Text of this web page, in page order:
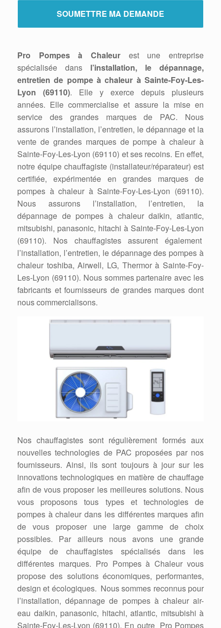
Pro Pompes à Chaleur est une entreprise
spécialisée dans l’installation, le dépannage,
entretien de pompe à chaleur à Sainte-Foy-Les-
Lyon (69110). Elle y exerce depuis plusieurs
années. Elle commercialise et assure la mise en
service des grandes marques de PAC. Nous
assurons l’installation, l’entretien, le dépannage et la
vente de grandes marques de pompe à chaleur à
Sainte-Foy-Les-Lyon (69110) et ses recoins. En effet,
notre équipe chauffagiste (installateur/réparateur) est
certifiée, expérimentée en grandes marques de
pompes à chaleur à Sainte-Foy-Les-Lyon (69110).
Nous assurons l’installation, l’entretien, la
dépannage de pompes à chaleur daikin, atlantic,
mitsubishi, panasonic, hitachi à Sainte-Foy-Les-Lyon
(69110). Nos chauffagistes assurent également
l’installation, l’entretien, le dépannage des pompes à
chaleur toshiba, Airwell, LG, Thermor à Sainte-Foy-
Les-Lyon (69110). Nous sommes partenaire avec les
fabricants et fournisseurs de grandes marques dont
nous commercialisons.
Nos chauffagistes sont régulièrement formés aux
nouvelles technologies de PAC proposées par nos
fournisseurs. Ainsi, ils sont toujours à jour sur les
innovations technologiques en matière de chauffage
afin de vous proposer les meilleures solutions. Nous
vous proposons tous types et technologies de
pompes à chaleur dans les différentes marques afin
de vous proposer une large gamme de choix
possibles. Par ailleurs nous avons une grande
équipe de chauffagistes spécialisés dans les
différentes marques. Pro Pompes à Chaleur vous
propose des solutions économiques, performantes,
design et écologiques. Nous sommes reconnus pour
l’installation, dépannage de pompes à chaleur air-
eau daikin, panasonic, hitachi, atlantic, mitsubishi à
Sainte-Foy-Les-Lyon (69110). En outre Pro Pompes